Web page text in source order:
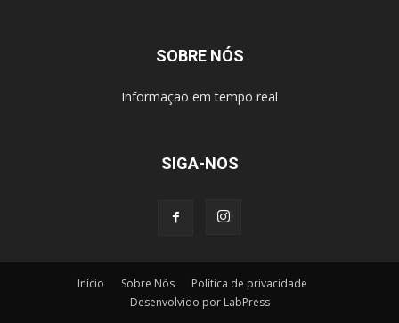
SOBRE NÓS
Informação em tempo real
SIGA-NOS
Início Sobre Nós
Política de privacidade
Desenvolvido por LabPress